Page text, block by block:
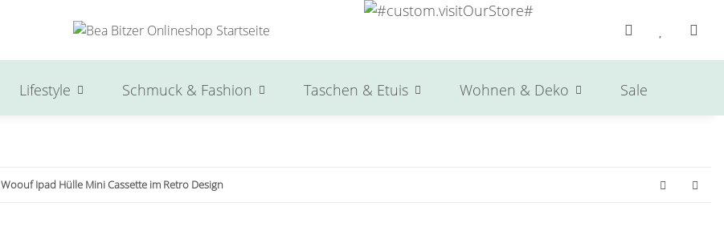
Lifestyle Schmuck & Fashion Taschen & Etuis Wohnen & Deko Sale
Woouf Ipad Hülle Mini Cassette im Retro Design